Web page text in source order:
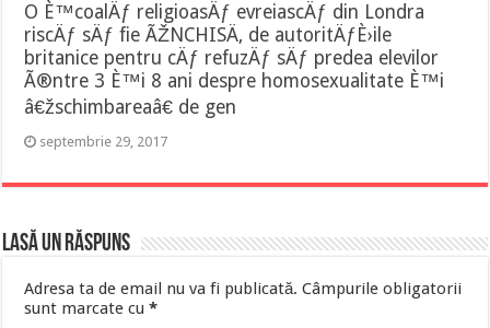
O È™coalÄƒ religioasÄƒ evreiascÄƒ din Londra
riscÄƒ sÄƒ fie ÃŽNCHISÄ‚ de autoritÄƒÈ›ile
britanice pentru cÄƒ refuzÄƒ sÄƒ predea elevilor
Ã®ntre 3 È™i 8 ani despre homosexualitate È™i
â€žschimbareaâ€ de gen
septembrie 29, 2017
Lasă un răspuns
Adresa ta de email nu va fi publicată. Câmpurile obligatorii
sunt marcate cu*